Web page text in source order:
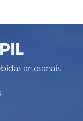
artesanais.